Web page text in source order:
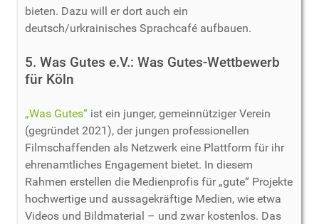
bieten. Dazu will er dort auch ein
deutsch/urkrainisches Sprachcafé aufbauen.
5. Was Gutes e.V.: Was Gutes-Wettbewerb
für Köln
„Was Gutes“ ist ein junger, gemeinnütziger Verein
(gegründet 2021), der jungen professionellen
Filmschaffenden als Netzwerk eine Plattform für ihr
ehrenamtliches Engagement bietet. In diesem
Rahmen erstellen die Medienprofis für „gute“ Projekte
hochwertige und aussagekräftige Medien, wie etwa
Videos und Bildmaterial – und zwar kostenlos. Das